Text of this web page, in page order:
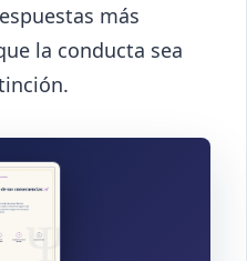
más
la conducta sea